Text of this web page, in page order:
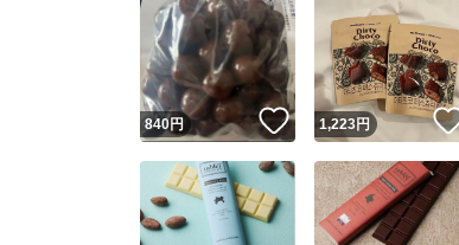
840円 いいね！
1,223円